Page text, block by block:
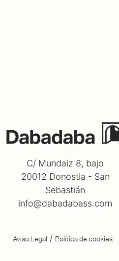
C/ Mundaiz 8, bajo
20012 Donostia - San
Sebastián
info@dabadabass.com
Aviso Legal / Política de cookies